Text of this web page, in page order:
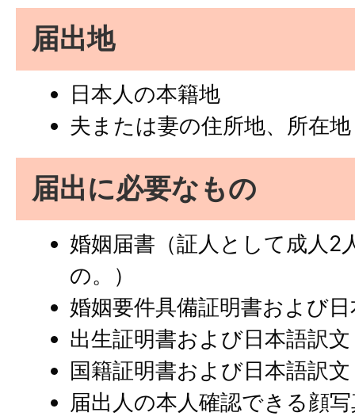
届出地
日本人の本籍地
夫または妻の住所地、所在地
届出に必要なもの
婚姻届書（証人として成人2
の。）
婚姻要件具備証明書および
出生証明書および日本語訳文
国籍証明書および日本語訳文
届出人の本人確認できる顔